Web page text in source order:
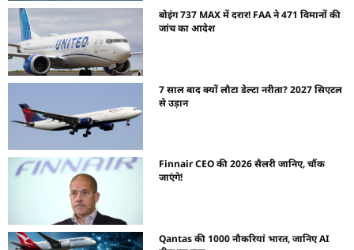
बोइंग 737 MAX में दरार! FAA ने 471 विमानों की
जांच का आदेश
7 साल बाद क्यों लौटा डेल्टा नरीता? 2027 सिएटल
से उड़ान
Finnair CEO की 2026 सैलरी जानिए, चौंक
जाएंगे!
Qantas की 1000 नौकरियां भारत, जानिए AI